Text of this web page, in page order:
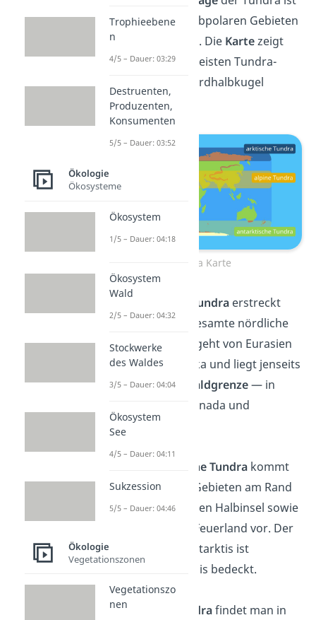
vor allem in den subpolaren Gebieten
der Nordhalbkugel. Die Kartezeigt
dir, dass sich die meisten Tundra-
Gebiete auf der Nordhalbkugel
befinden:
Tundra Karte
Tundra erstreckt
sich über die gesamte nördliche
Halbkugel. Sie geht von Eurasien
bis Nordamerika und liegt jenseits
derpolaren Waldgrenze— in
Ländern wie Kanada und
Russland.
antarktische Tundra kommt
nur in kleinen Gebieten am Rand
der antarktischen Halbinsel sowie
auf Inseln wie Feuerland vor. Der
Großteil der Antarktis ist
hingegen von Eis bedeckt.
Die alpine Tundrafindet man in
Trophieebene
n
4/5 – Dauer: 03:29
Destruenten,
Produzenten,
Konsumenten
5/5 – Dauer: 03:52
Ökologie
Ökosysteme
Ökosystem
1/5 – Dauer: 04:18
Ökosystem
Wald
2/5 – Dauer: 04:32
Stockwerke
des Waldes
3/5 – Dauer: 04:04
Ökosystem
See
4/5 – Dauer: 04:11
Sukzession
5/5 – Dauer: 04:46
Ökologie
Vegetationszonen
Vegetationszo
nen